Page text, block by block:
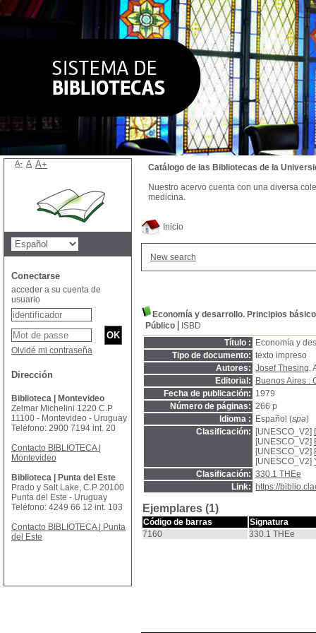
Inicio
New search
Economía y desarrollo. Principios
Público
ISBD
Título :
Economía y
Tipo de documento: texto impreso
Autores: Josef Thesing,
Editorial:
Buenos Aires :
Fecha de publicación: 1979
Número de páginas: 266 p
Idioma :
Español (spa)
Clasificación:
[UNESCO_V2]
[UNESCO_V2]
[UNESCO_V2]
[UNESCO_V2]
Clasificación: 330.1 THEe
Link:
https://
Ejemplares (1)
Código de barras
Signatura
7160
330.1 THEe
Catálogo de las Bibliotecas de la
Nuestro acervo cuenta con una diversa
medicina.
A- A A+
Conectarse
acceder a su cuenta de
usuario
Olvidé mi contraseña
Dirección
Biblioteca | Montevideo
Zelmar Michelini 1220 C.P
11100 - Montevideo - Uruguay
Teléfono: 2900 7194 int. 20
Contacto BIBLIOTECA |
Montevideo
Biblioteca | Punta del Este
Prado y Salt Lake, C.P 20100
Punta del Este - Uruguay
Teléfono: 4249 66 12 int. 103
Contacto BIBLIOTECA | Punta
del Este